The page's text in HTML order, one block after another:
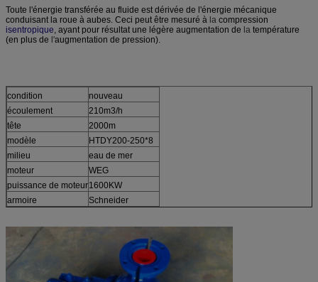
Toute l'énergie transférée au fluide est dérivée de l'énergie mécanique
conduisant la roue à aubes. Ceci peut être mesuré à la compression
isentropique, ayant pour résultat une légère augmentation de la température
(en plus de l'augmentation de pression).
condition
nouveau
écoulement
210m3/h
tête
2000m
modèle
HTDY200-250*8
milieu
eau de mer
moteur
WEG
puissance de moteur1600KW
armoire
Schneider